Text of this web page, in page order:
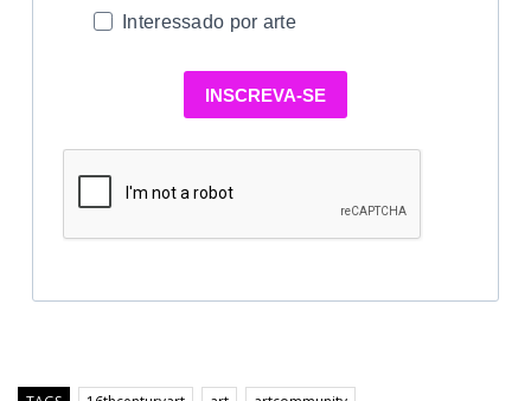
Interessado por arte
INSCREVA-SE